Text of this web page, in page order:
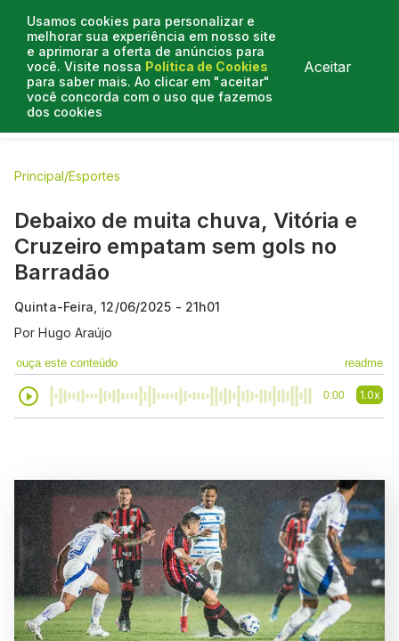
Usamos cookies para personalizar e
melhorar sua experiência em nosso site
e aprimorar a oferta de anúncios para
você. Visite nossa Política de Cookies
para saber mais. Ao clicar em "aceitar"
você concorda com o uso que fazemos
dos cookies
Aceitar
E.C Bahia
Principal/Esportes
Debaixo de muita chuva, Vitória e
Cruzeiro empatam sem gols no
Barradão
Quinta-Feira, 12/06/2025 - 21h01
PorHugo Araújo
ouça este conteúdo readme
0:00 1.0x